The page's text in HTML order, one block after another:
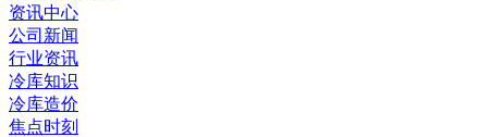
资讯中心
公司新闻
行业资讯
冷库知识
冷库造价
焦点时刻